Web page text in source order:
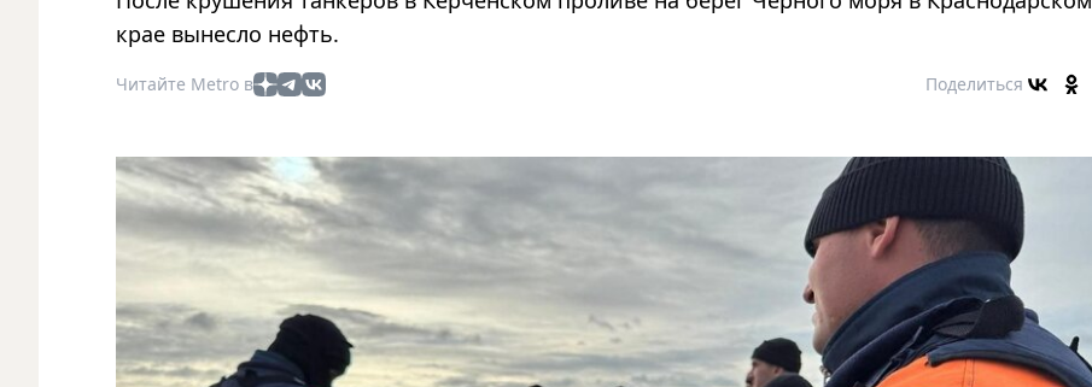
крае вынесло нефть.
Читайте Metro в Поделиться